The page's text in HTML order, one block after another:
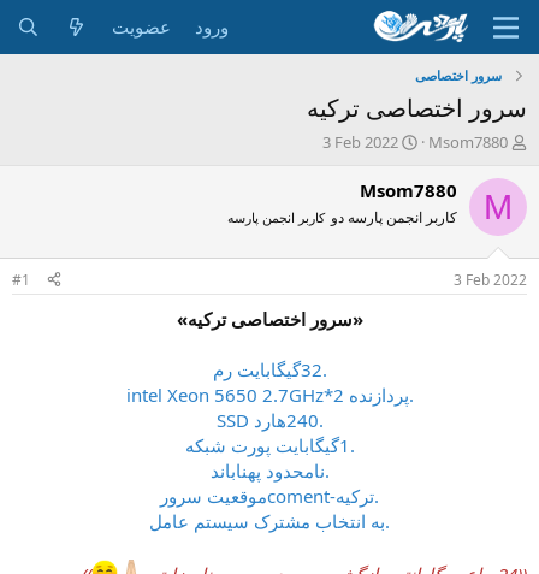
ورود عضویت
سرور اختصاصی
سرور اختصاصی ترکیه
ش
و
ع
ن
د
Msom7880
ت
ر
خ
و
3 Feb 2022
M
Msom7880
کاربر انجمن پارسه دو کاربر انجمن پارسه
3 Feb 2022
#1
«سرور اختصاصی ترکیه»
.32گیگابایت رم
.پردازنده intel Xeon 5650 2.7GHz*2
.240هارد SSD
.1گیگابایت پورت شبکه
.نامحدود پهناباند
.ترکیه-comentموقعیت سرور
.به انتخاب مشترک سیستم عامل